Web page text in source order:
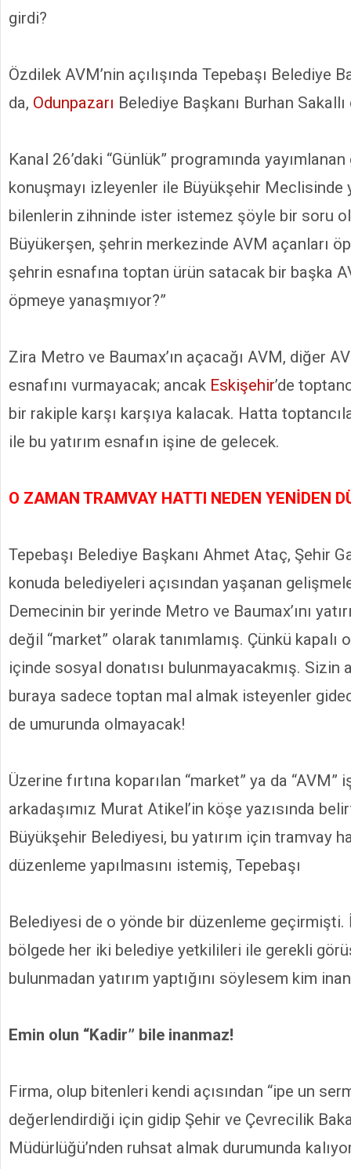
girdi?
Özdilek AVM’nin açılışında Tepebaşı Belediye
da, Odunpazarı Belediye Başkanı Burhan Sakallı
Kanal 26’daki “Günlük” programında
konuşmayı izleyenler ile Büyükşehir Meclisinde
bilenlerin zihninde ister istemez şöyle bir soru
Büyükerşen, şehrin merkezinde AVM açanları
şehrin esnafına toptan ürün satacak bir başka
öpmeye yanaşmıyor?”
Zira Metro ve Baumax’ın açacağı AVM, diğer
esnafını vurmayacak; ancak Eskişehir’de
bir rakiple karşı karşıya kalacak. Hatta
ile bu yatırım esnafın işine de gelecek.
O ZAMAN TRAMVAY HATTI NEDEN YENİDEN
Tepebaşı Belediye Başkanı Ahmet Ataç, Şehir
konuda belediyeleri açısından yaşanan
Demecinin bir yerinde Metro ve Baumax’ını
değil “market” olarak tanımlamış. Çünkü kapalı
içinde sosyal donatısı bulunmayacakmış. Sizin
buraya sadece toptan mal almak isteyenler
de umurunda olmayacak!
Üzerine fırtına koparılan “market” ya da “AVM”
arkadaşımız Murat Atikel’in köşe yazısında
Büyükşehir Belediyesi, bu yatırım için tramvay
düzenleme yapılmasını istemiş, Tepebaşı
Belediyesi de o yönde bir düzenleme geçirmişti.
bölgede her iki belediye yetkilileri ile gerekli
bulunmadan yatırım yaptığını söylesem kim
Emin olun “Kadir” bile inanmaz!
Firma, olup bitenleri kendi açısından “ipe un
değerlendirdiği için gidip Şehir ve Çevrecilik
Müdürlüğü’nden ruhsat almak durumunda